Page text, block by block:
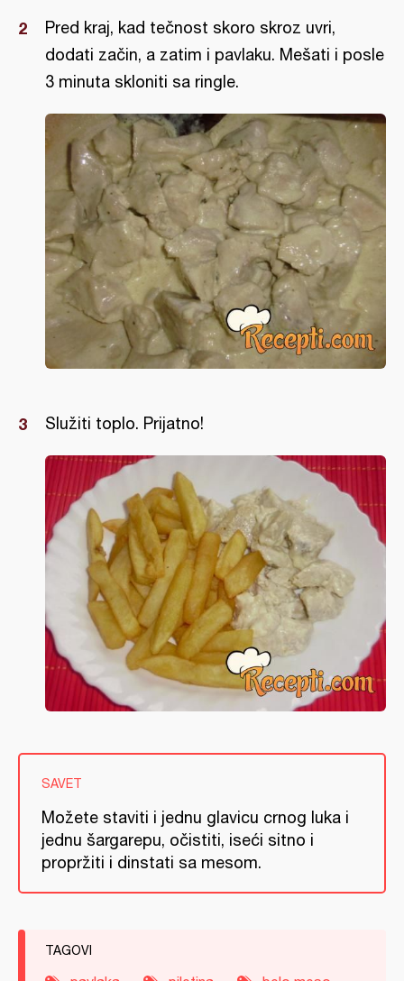
Pred kraj, kad tečnost skoro skroz uvri,
dodati začin, a zatim i pavlaku. Mešati i posle
3 minuta skloniti sa ringle.
Služiti toplo. Prijatno!
SAVET
Možete staviti i jednu glavicu crnog luka i
jednu šargarepu, očistiti, iseći sitno i
propržiti i dinstati sa mesom.
TAGOVI